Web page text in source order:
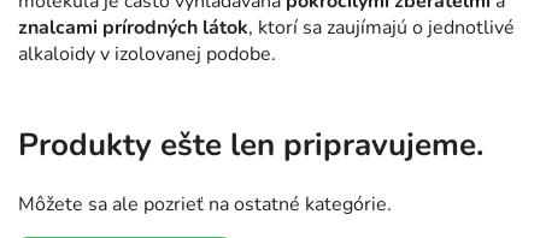
znalcami prírodných látok, ktorí sa zaujímajú o jednotlivé
alkaloidy v izolovanej podobe.
Produkty ešte len pripravujeme.
Môžete sa ale pozrieť na ostatné kategórie.